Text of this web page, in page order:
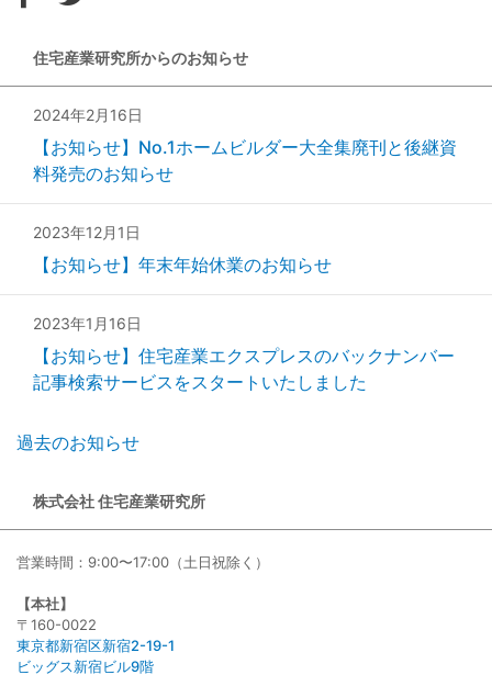
住宅産業研究所からのお知らせ
2024年2月16日
【お知らせ】No.1ホームビルダー大全集廃刊と後継資
料発売のお知らせ
2023年12月1日
【お知らせ】年末年始休業のお知らせ
2023年1月16日
【お知らせ】住宅産業エクスプレスのバックナンバー
記事検索サービスをスタートいたしました
過去のお知らせ
株式会社 住宅産業研究所
営業時間：9:00〜17:00（土日祝除く）
【本社】
〒160-0022
東京都新宿区新宿2-19-1
ビッグス新宿ビル9階